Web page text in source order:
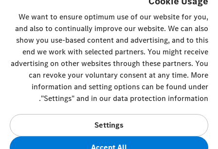
تفضل بزيارة قنواتنا الاجتماعية للاطلاع على آخر أخبار وفعاليات
مرسيدس-بنز.
إعدادات ملفات تعريف الارتباطإلى الأعلى
© Emirates Motor Company 2023. All rights reserved
Mussafah M5 10th street / 17th street intersection - United
Arab Emirates
We want to ensure optimum use of our website for you,
and also to continually improve our website. We can also
show you use-based content and advertising, and to this
end we work with selected partners. You might receive
advertising on other websites through these partners. You
can revoke your voluntary consent at any time. More
information and setting options can be found under
"Settings" and in our data protection information.
Settings